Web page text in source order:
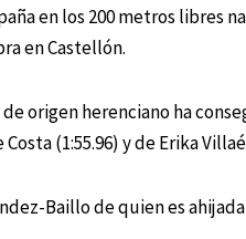
en los 200 metros libres
en Castellón.
origen herenciano ha
(1:55.96) y de Erika
Baillo de quien es